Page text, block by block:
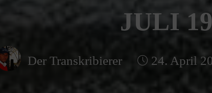
JULI
Der Transkribierer 24. April